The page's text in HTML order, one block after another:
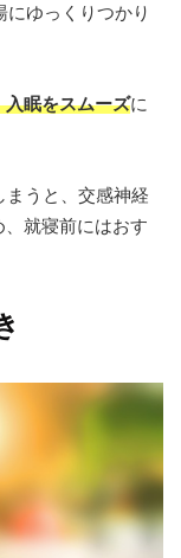
ゆっくりつかり
眠をスムーズに
まうと、交感神経
就寝前にはおす